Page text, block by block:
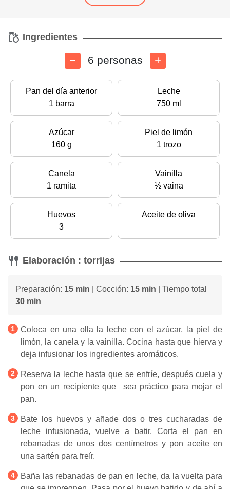
Ingredientes
6 personas
Pan del día anterior
1 barra
Leche
750 ml
Azúcar
160 g
Piel de limón
1 trozo
Canela
1 ramita
Vainilla
½ vaina
Huevos
3
Aceite de oliva
Elaboración : torrijas
Preparación: 15 min | Cocción: 15 min | Tiempo total
30 min
Coloca en una olla la leche con el azúcar, la piel de
limón, la canela y la vainilla. Cocina hasta que hierva y
deja infusionar los ingredientes aromáticos.
Reserva la leche hasta que se enfríe, después cuela y
pon en un recipiente que sea práctico para mojar el
pan.
Bate los huevos y añade dos o tres cucharadas de
leche infusionada, vuelve a batir. Corta el pan en
rebanadas de unos dos centímetros y pon aceite en
una sartén para freír.
Baña las rebanadas de pan en leche, da la vuelta para